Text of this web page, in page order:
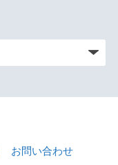
お問い合わせ